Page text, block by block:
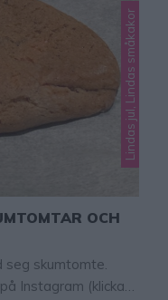
Lindas jul, Lindas småkakor
OCH
seg skumtomte.
Instagram (klicka